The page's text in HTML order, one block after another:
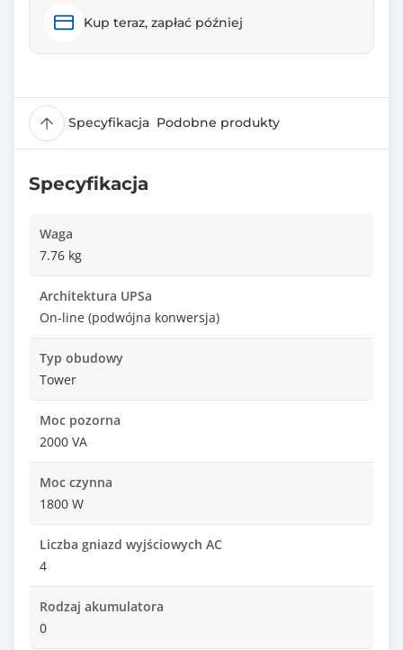
Kup teraz, zapłać później
Specyfikacja Podobne produkty
Specyfikacja
Waga
7.76 kg
Architektura UPSa
On-line (podwójna konwersja)
Typ obudowy
Tower
Moc pozorna
2000 VA
Moc czynna
1800 W
Liczba gniazd wyjściowych AC
4
Rodzaj akumulatora
0